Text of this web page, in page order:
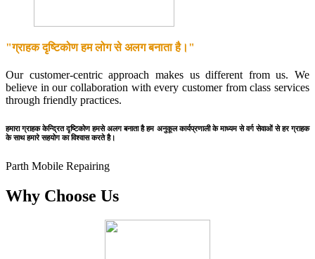
"ग्राहक दृष्टिकोण हम लोग से अलग बनाता है।"
Our customer-centric approach makes us different from us. We
believe in our collaboration with every customer from class services
through friendly practices.
हमारा ग्राहक केन्द्रित दृष्टिकोण हमसे अलग बनाता है हम अनुकूल कार्यप्रणाली के माध्यम से वर्ग सेवाओं से हर ग्राहक
के साथ हमारे सहयोग का विश्वास करते है।
Parth Mobile Repairing
Why Choose Us